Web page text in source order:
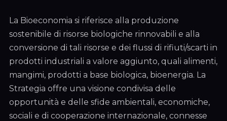
La Bioeconomia si riferisce alla produzione
sostenibile di risorse biologiche rinnovabili e alla
conversione di tali risorse e dei flussi di rifiuti/scarti in
prodotti industriali a valore aggiunto, quali alimenti,
mangimi, prodotti a base biologica, bioenergia. La
Strategia offre una visione condivisa delle
opportunità e delle sfide ambientali, economiche,
sociali e di cooperazione internazionale, connesse